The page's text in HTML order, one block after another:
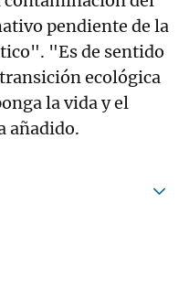
pendiente de la
"Es de sentido
ecológica
la vida y el
añadido.